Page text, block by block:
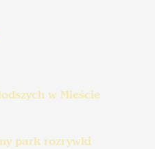
w Mieście
park rozrywki